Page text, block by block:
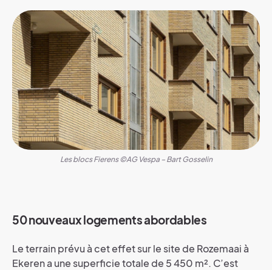
Les blocs Fierens ©AG Vespa – Bart Gosselin
50 nouveaux logements abordables
Le terrain prévu à cet effet sur le site de Rozemaai à
Ekeren a une superficie totale de 5 450 m². C’est